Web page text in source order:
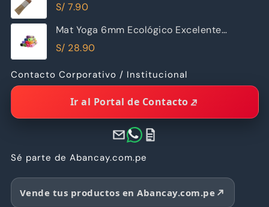
S/ 7.90
Mat Yoga 6mm Ecológico Excelente
Calidad
S/ 28.90
Contacto Corporativo / Institucional
Ir al Portal de Contacto
Sé parte de Abancay.com.pe
Vende tus productos en Abancay.com.pe